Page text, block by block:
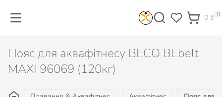
0 ₴ 0
Пояс для аквафітнесу BECO BEbelt
MAXI 96069 (120кг)